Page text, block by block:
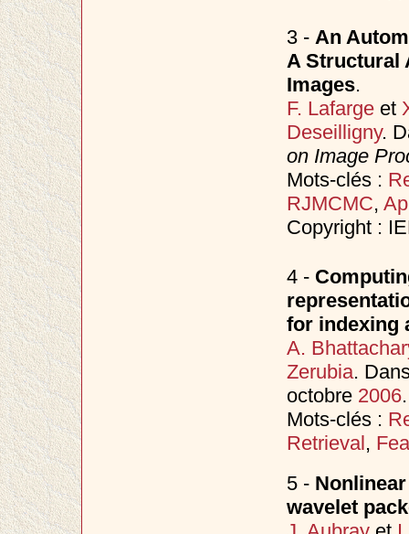
3 - An
A Structural
Images.
F. Lafargeet
Deseilligny.
on Image
Mots-clés :
RJMCMC,
Copyright :
4 -
for indexing
A.
Zerubia.
octobre 2006.
Mots-clés :
Retrieval,
5 -
wavelet